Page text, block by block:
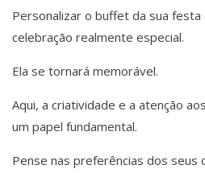
Personalizar o buffet da sua
celebração realmente especial.
Ela se tornará memorável.
Aqui, a criatividade e a atenção
um papel fundamental.
Pense nas preferências dos seus